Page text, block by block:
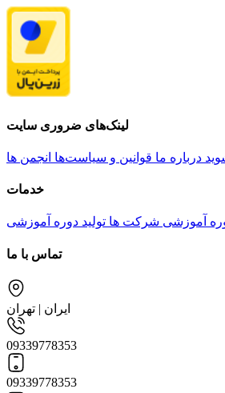
لینک‌های ضروری سایت
درباره ما قوانین و سیاست‌ها انجمن ها
خدمات
آموزشی شرکت ها تولید دوره آموزشی
تماس با ما
ایران | تهران
09339778353
09339778353